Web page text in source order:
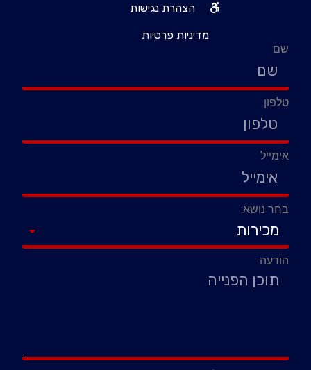
הצהרת נגישות
מדיניות פרטיות
שם
טלפון
אימייל
בחר נושא:
הודעה